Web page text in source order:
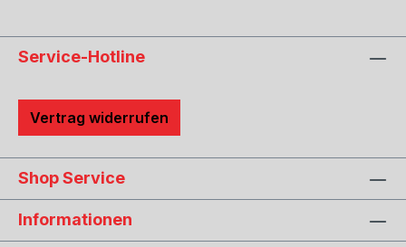
Service-Hotline
Vertrag widerrufen
Shop Service
Informationen